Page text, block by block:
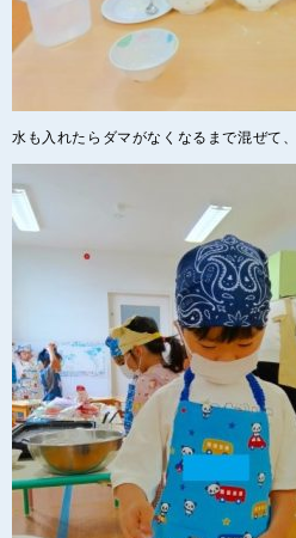
水も入れたらダマがなくなるまで混ぜて、